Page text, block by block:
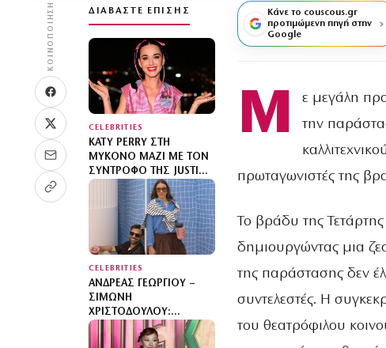
ΚΟΙΝΟΠΟΊΗΣΗ ΔΙΑΒΆΣΤΕ ΕΠΊΣΗΣ
CELEBRITIES
KATY PERRY ΣΤΗ
ΜΎΚΟΝΟ ΜΑΖΊ ΜΕ ΤΟΝ
ΣΎΝΤΡΟΦΌ ΤΗΣ JUSTIN
TRUDEAU – ΒΌΛΤΕΣ ΣΤΟ
NAMMOS
CELEBRITIES
ΑΝΔΡΈΑΣ ΓΕΩΡΓΊΟΥ –
ΣΙΜΏΝΗ
ΧΡΙΣΤΟΔΟΎΛΟΥ:
ΑΠΌΔΡΑΣΗ ΣΤΟ ΜΙΛΆΝΟ
ΜΕΤΆ ΤΗΝ ΊΜΠΙΖΑ
Κάνε το couscous.gr
προτιμώμενη πηγή στην
Google
Μ ε μεγάλη
την
πρωταγωνιστές της
Το βράδυ της
δημιουργώντας μια
της παράστασης δεν
συντελεστές. Η
του θεατρόφιλου